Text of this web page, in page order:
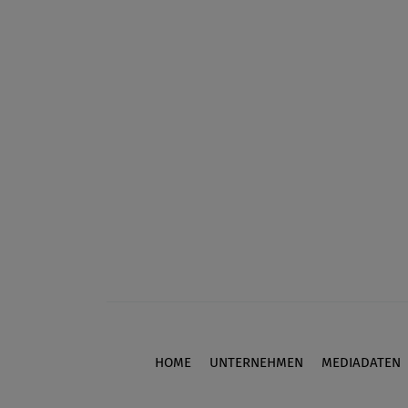
Footer
HOME UNTERNEHMEN MEDIADATEN